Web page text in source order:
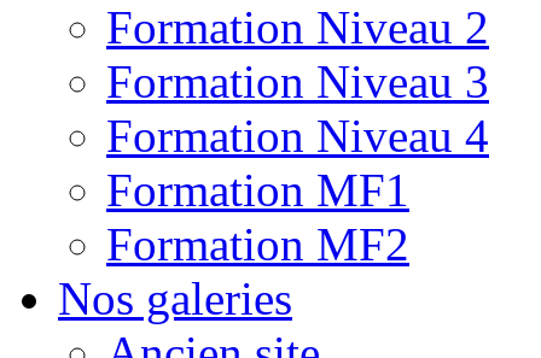
Formation Niveau 2
Formation Niveau 3
Formation Niveau 4
Formation MF1
Formation MF2
Nos galeries